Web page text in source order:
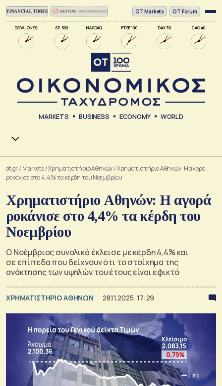
DOW JONES SP 500 NASDAQ FTSE 100 DAX 30 CAC 40
ΟΤ Markets OT Forum
MARKETS BUSINESS ECONOMY WORLD
Χ.Α.
ot.gr/ Markets/Xρηματιστήριο Αθηνών/Χρηματιστήριο Αθηνών: Η αγορά
ροκάνισε στο 4,4% τα κέρδη του Νοεμβρίου
Χρηματιστήριο Αθηνών: Η αγορά
ροκάνισε στο 4,4% τα κέρδη του
Νοεμβρίου
Ο Νοέμβριος συνολικά έκλεισε με κέρδη 4,4% και
σε επίπεδα που δείχνουν ότι το στοίχημα της
ανάκτησης των υψηλών του έτους είναι εφικτό
XΡΗΜΑΤΙΣΤΗΡΙΟ ΑΘΗΝΩΝ 28.11.2025, 17:29